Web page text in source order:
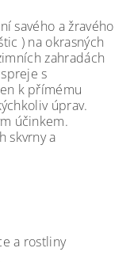
savého a žravého
) na okrasných
zahradách
s
k přímému
úprav.
účinkem.
skvrny a
a rostliny